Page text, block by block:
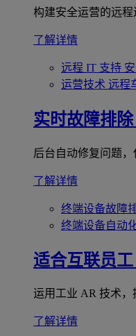
构建安全运营的远程
了解详情
远程 IT 支持
运营技术 远程
实时故障排除
后台自动修复问题，
了解详情
终端设备故障
终端设备自动
适合互联员工
运用工业 AR 技术，
了解详情